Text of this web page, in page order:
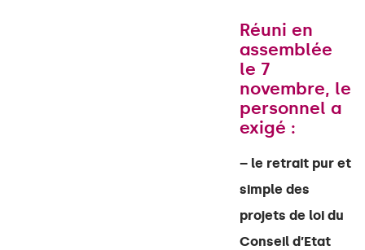
Réuni en
assemblée
le 7
novembre, le
personnel a
exigé :
– le retrait pur et
simple des
projets de loi du
Conseil d’Etat